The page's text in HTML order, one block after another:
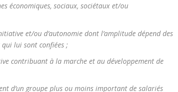
économiques, sociaux, sociétaux et/ou
et/ou d’autonomie dont l’amplitude dépend des
lui sont confiées ;
contribuant à la marche et au développement de
d’un groupe plus ou moins important de salariés